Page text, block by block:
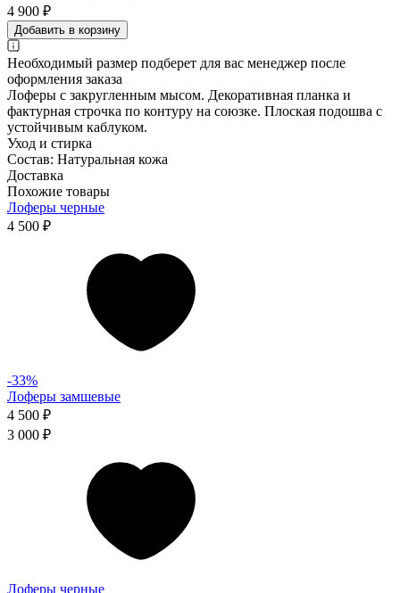
4 900 ₽
Добавить в корзину
Необходимый размер подберет для вас менеджер после
оформления заказа
Лоферы с закругленным мысом. Декоративная планка и
фактурная строчка по контуру на союзке. Плоская подошва с
устойчивым каблуком.
Уход и стирка
Состав: Натуральная кожа
Доставка
Похожие товары
Лоферы черные
4 500 ₽
-33%
Лоферы замшевые
4 500 ₽
3 000 ₽
Лоферы черные